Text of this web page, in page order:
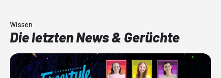
Wissen
Die letzten News & Gerüchte